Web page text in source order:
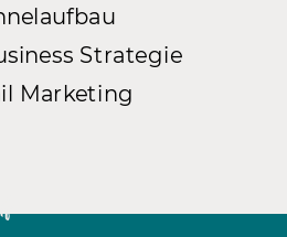
Strategie
Marketing